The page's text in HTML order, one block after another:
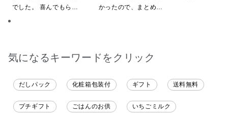
でした。 喜んでもらえ
かったので、まとめ買
気になるキーワードをクリック
だしパック 化粧箱包装付 ギフト 送料無料
プチギフト ごはんのお供 いちごミルク